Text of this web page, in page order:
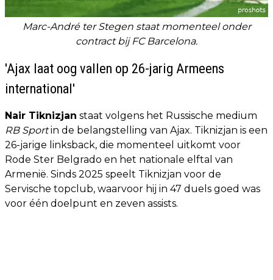
Marc-André ter Stegen staat momenteel onder
contract bij FC Barcelona.
'Ajax laat oog vallen op 26-jarig Armeens
international'
Nair Tiknizjan staat volgens het Russische medium
RB Sportin de belangstelling van Ajax. Tiknizjan is een
26-jarige linksback, die momenteel uitkomt voor
Rode Ster Belgrado en het nationale elftal van
Armenië. Sinds 2025 speelt Tiknizjan voor de
Servische topclub, waarvoor hij in 47 duels goed was
voor één doelpunt en zeven assists.